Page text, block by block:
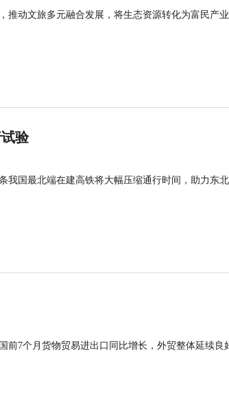
推动文旅多元融合发展，将生态资源转化为富民产
验
我国最北端在建高铁将大幅压缩通行时间，助力东
前7个月货物贸易进出口同比增长，外贸整体延续良